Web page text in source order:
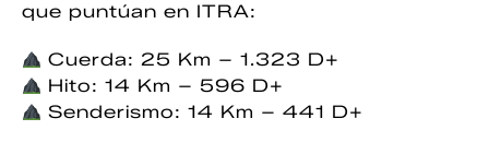
que puntúan en ITRA:
Cuerda: 25 Km – 1.323 D+
Hito: 14 Km – 596 D+
Senderismo: 14 Km – 441 D+